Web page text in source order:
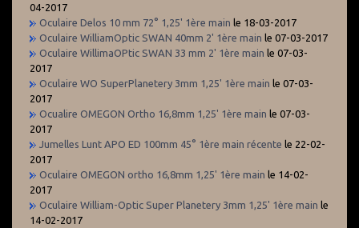
04-2017
Oculaire Delos 10 mm 72° 1,25' 1ère main le 18-03-2017
Oculaire WilliamOptic SWAN 40mm 2' 1ère main le 07-03-2017
Oculaire WillimaOPtic SWAN 33 mm 2' 1ère main le 07-03-
2017
Oculaire WO SuperPlanetery 3mm 1,25' 1ère main le 07-03-
2017
Ocualire OMEGON Ortho 16,8mm 1,25' 1ère main le 07-03-
2017
Jumelles Lunt APO ED 100mm 45° 1ère main récente le 22-02-
2017
Oculaire OMEGON ortho 16,8mm 1,25' 1ère main le 14-02-
2017
Oculaire William-Optic Super Planetery 3mm 1,25' 1ère main le
14-02-2017